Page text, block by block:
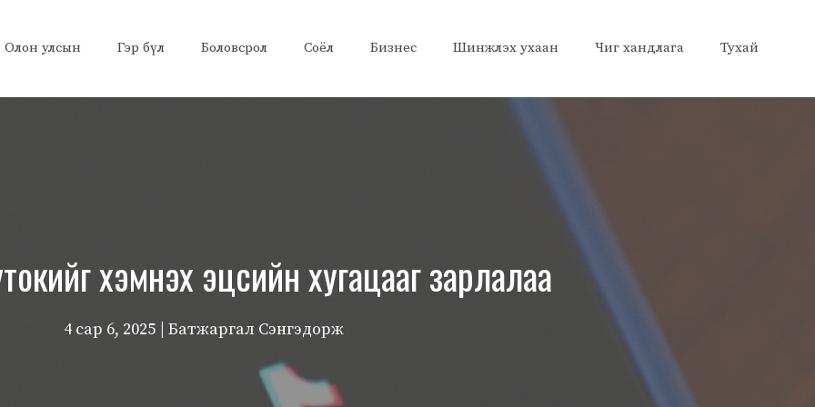
Олон улсын Гэр бүл Боловсрол Соёл Бизнес Шинжлэх ухаан Чиг хандлага Тухай
хэмнэх эцсийн хугацааг зарлалаа
4 сар 6, 2025 | Батжаргал Сэнгэдорж